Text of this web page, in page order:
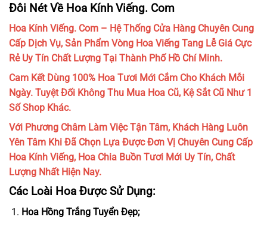
Đôi Nét Về Hoa Kính Viếng. Com
Hoa Kính Viếng. Com – Hệ Thống Cửa Hàng Chuyên Cung
Cấp Dịch Vụ, Sản Phẩm Vòng Hoa Viếng Tang Lễ Giá Cực
Rẻ Uy Tín Chất Lượng Tại Thành Phố Hồ Chí Minh.
Cam Kết Dùng 100% Hoa Tươi Mới Cắm Cho Khách Mỗi
Ngày. Tuyệt Đối Không Thu Mua Hoa Cũ, Kệ Sắt Cũ Như 1
Số Shop Khác.
Với Phương Châm Làm Việc Tận Tâm, Khách Hàng Luôn
Yên Tâm Khi Đã Chọn Lựa Được Đơn Vị Chuyên Cung Cấp
Hoa Kính Viếng, Hoa Chia Buồn Tươi Mới Uy Tín, Chất
Lượng Nhất Hiện Nay.
Các Loài Hoa Được Sử Dụng:
Hoa Hồng Trắng Tuyển Đẹp;